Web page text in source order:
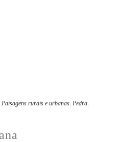
Paisagens rurais e urbanas, Pedra,